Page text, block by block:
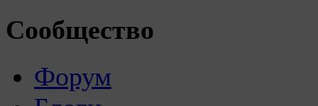
Сообщество
Форум